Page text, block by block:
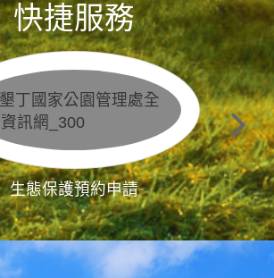
快捷服務
生態保護預約申請